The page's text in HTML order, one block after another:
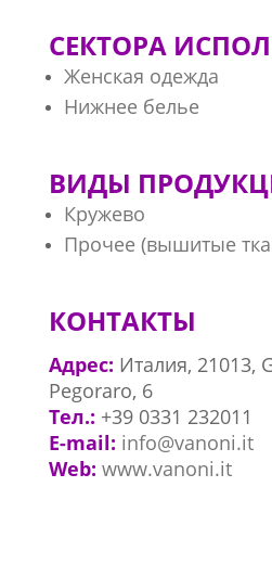
СЕКТОРА
Женская одежда
Нижнее белье
ВИДЫ
Кружево
Прочее (вышитые
КОНТАКТЫ
Адрес: Италия, 21013,
Pegoraro, 6
Тел.: +39 0331 232011
E-mail: info@vanoni.it
Web: www.vanoni.it